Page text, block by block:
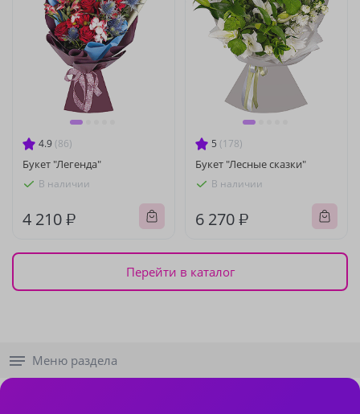
4.9 (86)
Букет "Легенда"
В наличии
4 210 ₽
5 (178)
Букет "Лесные сказки"
В наличии
6 270 ₽
Перейти в каталог
Меню раздела